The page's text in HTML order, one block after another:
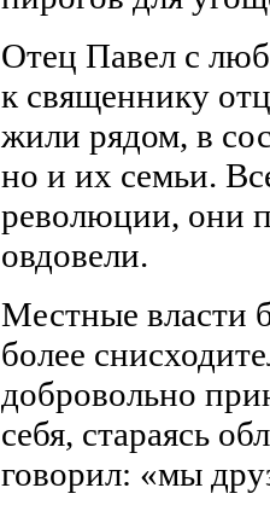
Отец Павел с
к священнику
жили рядом, в
но и их семьи.
революции, они
овдовели.
Местные власти
более
добровольно
себя, стараясь
говорил: «мы